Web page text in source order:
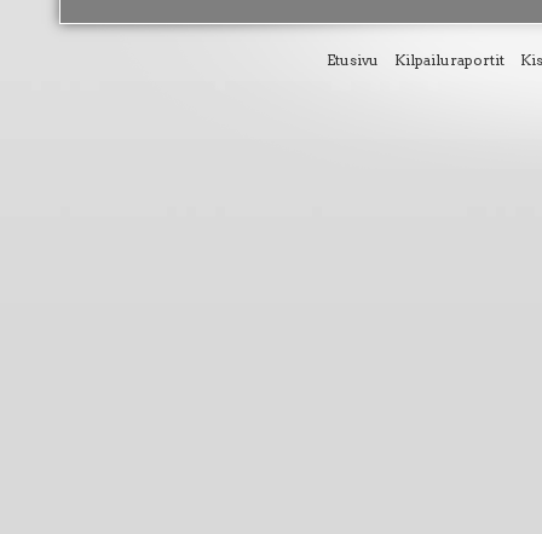
Etusivu Kilpailuraportit